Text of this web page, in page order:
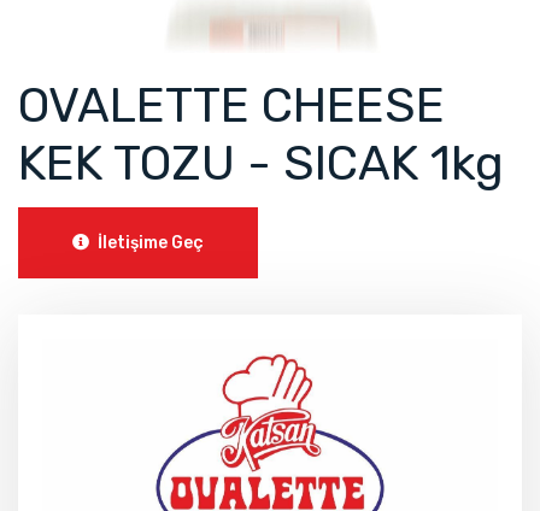
OVALETTE CHEESE
KEK TOZU - SICAK 1kg
İletişime Geç